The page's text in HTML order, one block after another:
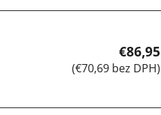
€86,95
(€70,69 bez DPH)